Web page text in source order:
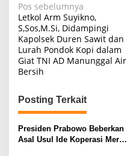
N
a
v
i
g
a
s
i
p
Pos sebelumnya
Letkol Arm Suyikno,
S,Sos,M.Si, Didampingi
Kapolsek Duren Sawit dan
Lurah Pondok Kopi dalam
Giat TNI AD Manunggal Air
Bersih
Posting Terkait
Presiden Prabowo Beberkan
Asal Usul Ide Koperasi Merah